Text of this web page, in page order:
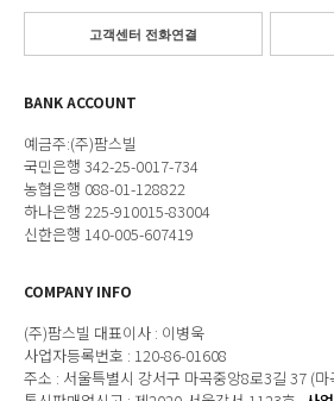
고객센터 전화연결
BANK ACCOUNT
예금주:(주)팜스빌
국민은행 342-25-0017-734
농협은행 088-01-128822
하나은행 225-910015-83004
신한은행 140-005-607419
COMPANY INFO
(주)팜스빌 대표이사 : 이병욱
사업자등록번호 : 120-86-01608
주소 : 서울특별시 강서구 마곡중앙8로3길 37 (